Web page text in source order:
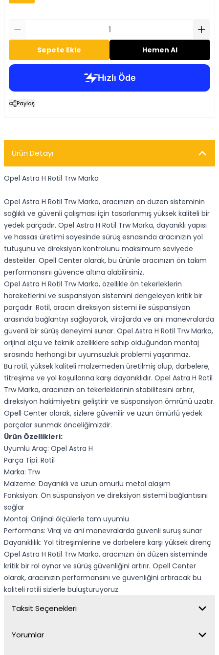
Sepete Ekle Hemen Al
Paylaş
Ürün Detayı
Opel Astra H Rotil Trw Marka
Opel Astra H Rotil Trw Marka, aracınızın ön düzen sisteminin
sağlıklı ve güvenli çalışması için tasarlanmış yüksek kaliteli bir
yedek parçadır. Opel Astra H Rotil Trw Marka, dayanıklı yapısı
ve hassas üretimi sayesinde sürüş esnasında aracınızın yol
tutuşunu ve direksiyon kontrolünü maksimum seviyede
destekler. Opell Center olarak, bu ürünle aracınızın ön takım
performansını güvence altına alabilirsiniz.
Opel Astra H Rotil Trw Marka, özellikle ön tekerleklerin
hareketlerini ve süspansiyon sistemini dengeleyen kritik bir
parçadır. Rotil, aracın direksiyon sistemi ile süspansiyon
arasında bağlantıyı sağlayarak, virajlarda ve ani manevralarda
güvenli bir sürüş deneyimi sunar. Opel Astra H Rotil Trw Marka,
orijinal ölçü ve teknik özelliklere sahip olduğundan montaj
sırasında herhangi bir uyumsuzluk problemi yaşanmaz.
Bu rotil, yüksek kaliteli malzemeden üretilmiş olup, darbelere,
titreşime ve yol koşullarına karşı dayanıklıdır. Opel Astra H Rotil
Trw Marka, aracınızın ön tekerleklerinin stabilitesini artırır,
direksiyon hakimiyetini geliştirir ve süspansiyon ömrünü uzatır.
Opell Center olarak, sizlere güvenilir ve uzun ömürlü yedek
parçalar sunmak önceliğimizdir.
Ürün Özellikleri:
Uyumlu Araç: Opel Astra H
Parça Tipi: Rotil
Marka: Trw
Malzeme: Dayanıklı ve uzun ömürlü metal alaşım
Fonksiyon: Ön süspansiyon ve direksiyon sistemi bağlantısını
sağlar
Montaj: Orijinal ölçülerle tam uyumlu
Performans: Viraj ve ani manevralarda güvenli sürüş sunar
Dayanıklılık: Yol titreşimlerine ve darbelere karşı yüksek direnç
Opel Astra H Rotil Trw Marka, aracınızın ön düzen sisteminde
kritik bir rol oynar ve sürüş güvenliğini artırır. Opell Center
olarak, aracınızın performansını ve güvenliğini artıracak bu
kaliteli rotili sizlerle buluşturuyoruz.
Taksit Seçenekleri
Yorumlar